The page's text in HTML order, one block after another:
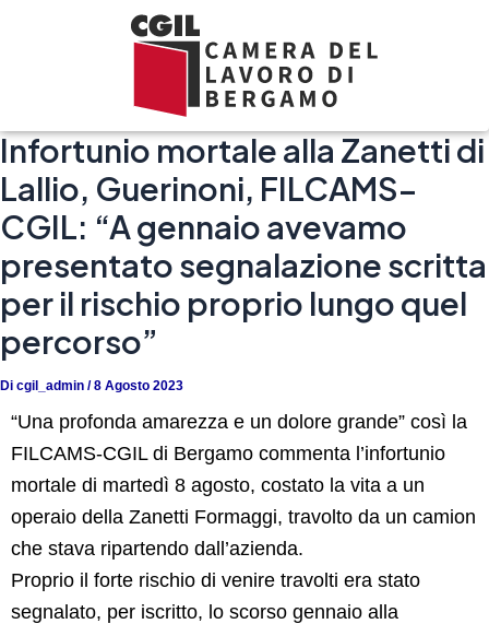
Infortunio mortale alla Zanetti di
Lallio, Guerinoni, FILCAMS–
CGIL: “A gennaio avevamo
presentato segnalazione scritta
per il rischio proprio lungo quel
percorso”
Di cgil_admin /8 Agosto 2023
“Una profonda amarezza e un dolore grande” così la
FILCAMS-CGIL di Bergamo commenta l’infortunio
mortale di martedì 8 agosto, costato la vita a un
operaio della Zanetti Formaggi, travolto da un camion
che stava ripartendo dall’azienda.
Proprio il forte rischio di venire travolti era stato
segnalato, per iscritto, lo scorso gennaio alla